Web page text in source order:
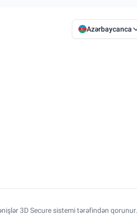
Azərbaycanca
3D Secure sistemi tərəfindən qorunur.